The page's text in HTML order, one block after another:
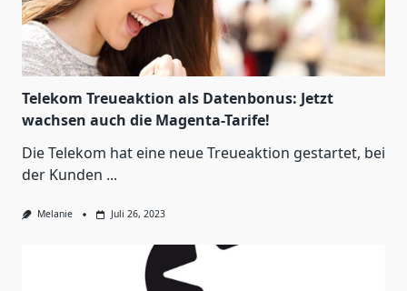
Telekom Treueaktion als Datenbonus: Jetzt
wachsen auch die Magenta-Tarife!
Die Telekom hat eine neue Treueaktion gestartet, bei
der Kunden ...
Melanie Juli 26, 2023